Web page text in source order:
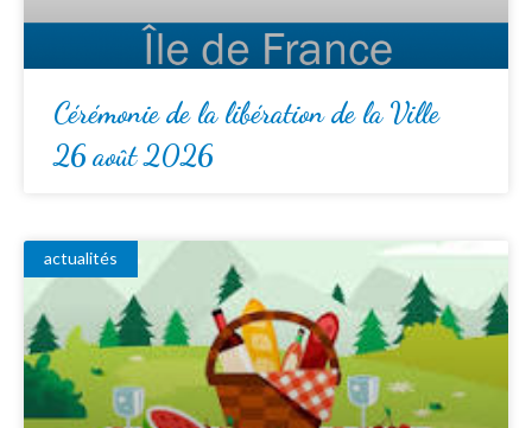
Cérémonie de la libération de la Ville
26 août 2026
actualités